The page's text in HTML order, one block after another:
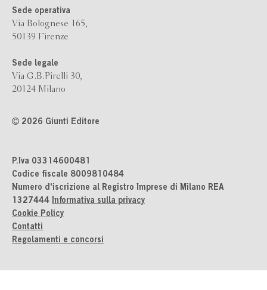
Sede operativa
Via Bolognese 165,
50139 Firenze
Sede legale
Via G.B.Pirelli 30,
20124 Milano
2026 Giunti Editore
P.Iva 03314600481
Codice fiscale 8009810484
Numero d'iscrizione al Registro Imprese di Milano REA
1327444 Informativa sulla privacy
Cookie Policy
Contatti
Regolamenti e concorsi